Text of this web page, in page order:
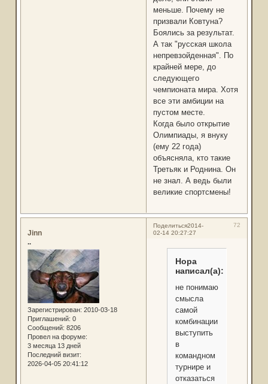
меньше. Почему не
призвали Ковтуна?
Боялись за результат.
А так "русская школа
непревзойденная". По
крайней мере, до
следующего
чемпионата мира. Хотя
все эти амбиции на
пустом месте.
Когда было открытие
Олимпиады, я внуку
(ему 22 года)
объясняла, кто такие
Третьяк и Роднина. Он
не знал. А ведь были
великие спортсмены!
Поделиться 72
2014-
02-14 20:27:27
Jinn
..
Зарегистрирован: 2010-03-18
Приглашений: 0
Сообщений: 8206
Провел на форуме:
3 месяца 13 дней
Последний визит:
2026-04-05 20:41:12
Нора
написал(а):
не понимаю
смысла
самой
комбинации:
выступить
в
командном
турнире и
отказаться